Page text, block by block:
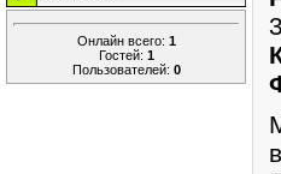
Онлайн всего: 1
Гостей: 1
Пользователей: 0